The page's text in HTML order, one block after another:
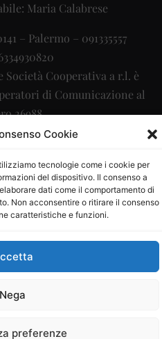
Cookie
tecnologie come i cookie per
del dispositivo. Il consenso a
dati come il comportamento di
Non acconsentire o ritirare il consenso
caratteristiche e funzioni.
Nega
preferenze
Maria Calabrese
– Palermo – 091335557
Cooperativa a r.l. è
di Comunicazione al
26988
srl – info@ladigitale.it